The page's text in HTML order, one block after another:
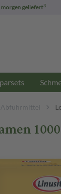
morgen geliefert3
Abführmittel